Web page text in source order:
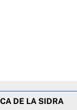
DE LA SIDRA